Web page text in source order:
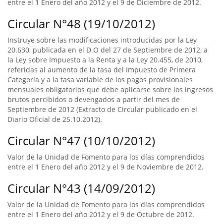
entre el 1 Enero del año 2012 y el 9 de Diciembre de 2012.
Circular N°48 (19/10/2012)
Instruye sobre las modificaciones introducidas por la Ley
20.630, publicada en el D.O del 27 de Septiembre de 2012, a
la Ley sobre Impuesto a la Renta y a la Ley 20.455, de 2010,
referidas al aumento de la tasa del Impuesto de Primera
Categoría y a la tasa variable de los pagos provisionales
mensuales obligatorios que debe aplicarse sobre los ingresos
brutos percibidos o devengados a partir del mes de
Septiembre de 2012 (Extracto de Circular publicado en el
Diario Oficial de 25.10.2012).
Circular N°47 (10/10/2012)
Valor de la Unidad de Fomento para los días comprendidos
entre el 1 Enero del año 2012 y el 9 de Noviembre de 2012.
Circular N°43 (14/09/2012)
Valor de la Unidad de Fomento para los días comprendidos
entre el 1 Enero del año 2012 y el 9 de Octubre de 2012.